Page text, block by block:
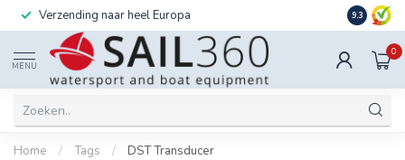
Verzending naar heel Europa Ook
9.3
MENU
0
Home / Tags / DST Transducer